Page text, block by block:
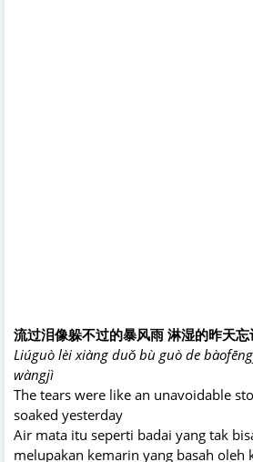
流过泪像躲不过的暴风雨 淋湿的昨天忘
Liúguò lèi xiàng duǒ bù guò de
wàngjì
The tears were like an unavoidable
soaked yesterday
Air mata itu seperti badai yang tak
melupakan kemarin yang basah oleh